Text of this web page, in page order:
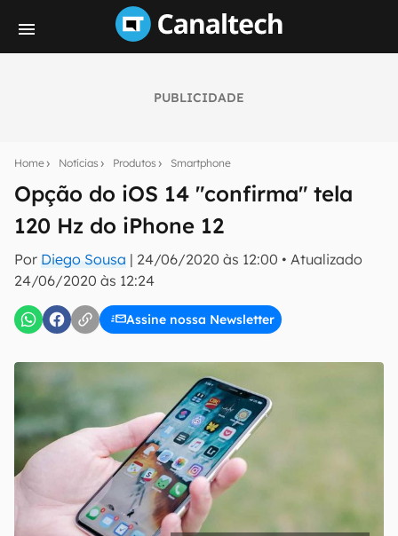
PUBLICIDADE
Home Notícias Produtos Smartphone
Opção do iOS 14 "confirma" tela
120 Hz do iPhone 12
Por Diego Sousa | 24/06/2020 às 12:00 • Atualizado
24/06/2020 às 12:24
Assine nossa Newsletter
notícias e reviews sobre tecnologia em primeira
mão.
E-mail